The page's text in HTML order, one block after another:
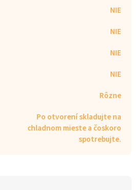
NIE
NIE
NIE
NIE
Rôzne
Po otvorení skladujte na
chladnom mieste a čoskoro
spotrebujte.